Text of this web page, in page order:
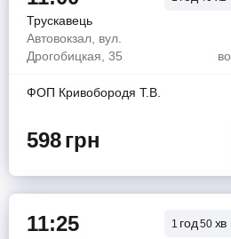
Трускавець
Автовокзал, вул.
Дрогобицкая, 35
ФОП Кривобородя Т.В.
598грн
11:25 1 год50 хв